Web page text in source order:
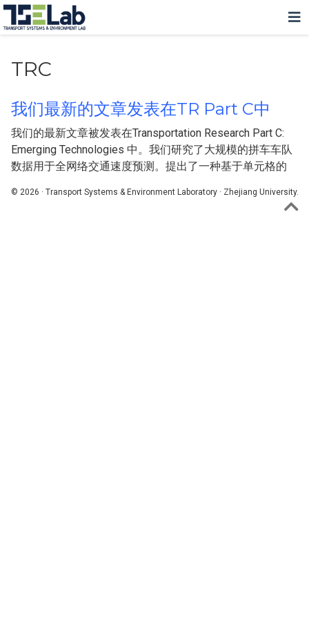
TRC
我们最新的文章发表在TR Part C中
我们的最新文章被发表在Transportation Research Part C:
Emerging Technologies 中。我们研究了大规模的拼车车队
数据用于全网络交通速度预测。提出了一种基于单元格的
© 2026 · Transport Systems & Environment Laboratory · Zhejiang University.